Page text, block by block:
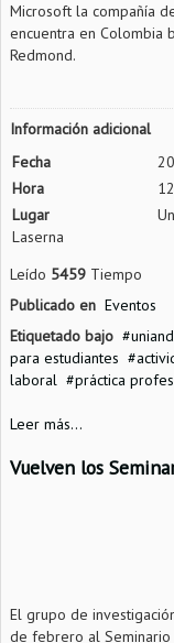
Microsoft la compañía
encuentra en Colombia
Redmond.
Información adicional
Fecha
Hora
Lugar
Laserna
Leído 5459 Tiempo
Publicado en Eventos
Etiquetado bajo
para estudiantes
laboral
práctica
Leer más...
Vuelven los
El grupo de
de febrero al Seminario